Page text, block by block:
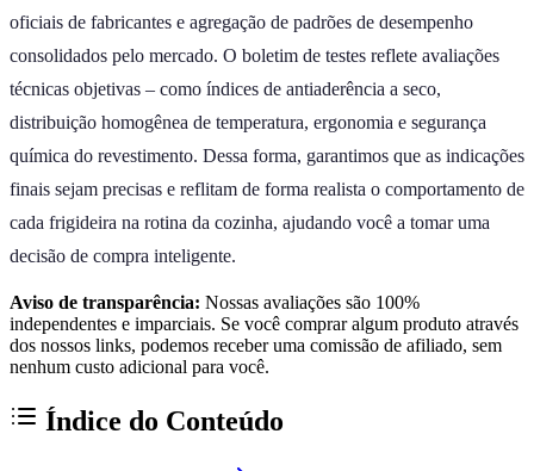
oficiais de fabricantes e agregação de padrões de desempenho
consolidados pelo mercado. O boletim de testes reflete avaliações
técnicas objetivas – como índices de antiaderência a seco,
distribuição homogênea de temperatura, ergonomia e segurança
química do revestimento. Dessa forma, garantimos que as indicações
finais sejam precisas e reflitam de forma realista o comportamento de
cada frigideira na rotina da cozinha, ajudando você a tomar uma
decisão de compra inteligente.
Aviso de transparência: Nossas avaliações são 100%
independentes e imparciais. Se você comprar algum produto através
dos nossos links, podemos receber uma comissão de afiliado, sem
nenhum custo adicional para você.
Índice do Conteúdo